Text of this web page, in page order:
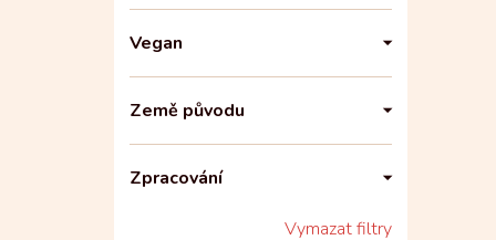
Vegan
Země původu
Zpracování
Vymazat filtry